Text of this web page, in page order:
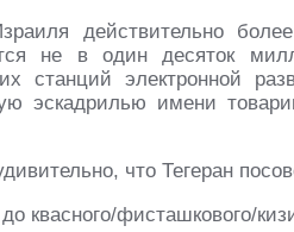
действительно
не в один десяток
станций электронной
эскадрилью имени
что Тегеран
квасного/фисташкового/